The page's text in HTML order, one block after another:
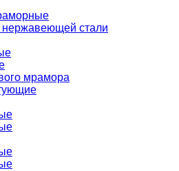
нержавеющей стали
мрамора